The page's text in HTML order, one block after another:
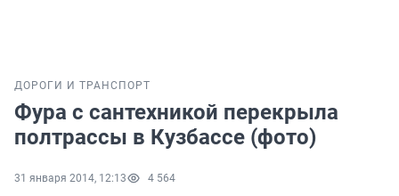
ДОРОГИ И ТРАНСПОРТ
Фура с сантехникой перекрыла
полтрассы в Кузбассе (фото)
31 января 2014, 12:13 4 564